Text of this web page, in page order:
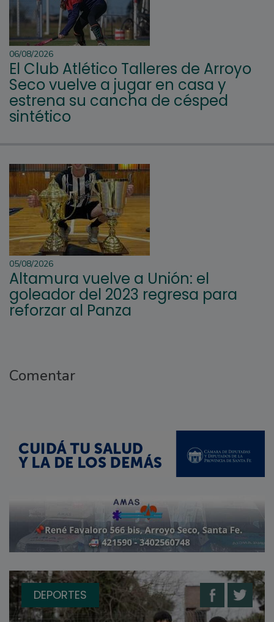
06/08/2026
El Club Atlético Talleres de Arroyo
Seco vuelve a jugar en casa y
estrena su cancha de césped
sintético
05/08/2026
Altamura vuelve a Unión: el
goleador del 2023 regresa para
reforzar al Panza
Comentar
DEPORTES